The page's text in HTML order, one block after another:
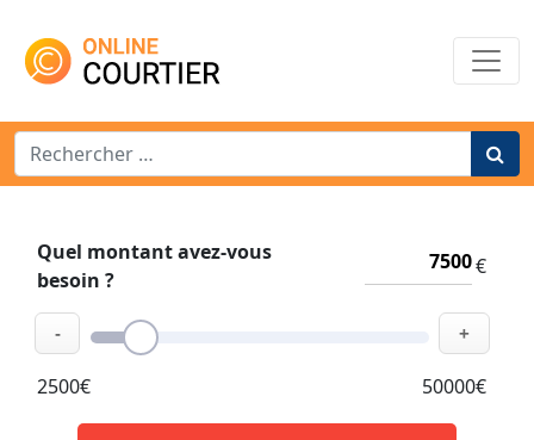
Main Navigation
Search for:
Quel montant avez-vous
besoin ?
€
- +
2500€ 50000€